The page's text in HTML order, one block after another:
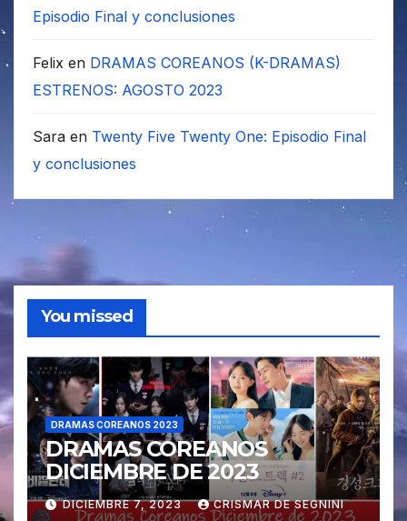
Episodio Final y conclusiones
Felix en DRAMAS COREANOS (K-DRAMAS)
ESTRENOS: AGOSTO 2023
Sara en Twenty Five Twenty One: Episodio Final
y conclusiones
You missed
DRAMAS COREANOS 2023
DRAMAS COREANOS
DICIEMBRE DE 2023
DICIEMBRE 7, 2023 CRISMAR DE SEGNINI